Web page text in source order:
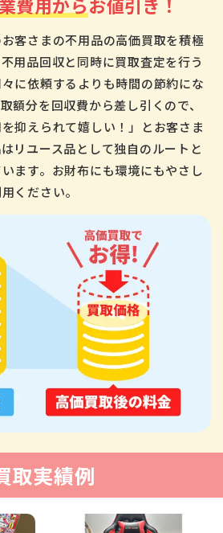
客さまの不用品の高価買取を積極
用品回収と同時に買取査定を行う
に依頼するよりも時間の節約にな
額分を回収費から差し引くので、
を抑えられて嬉しい！」とお客さま
リユース品として独自のルートと
ます。お財布にも環境にもやさし
ください。
取実績例